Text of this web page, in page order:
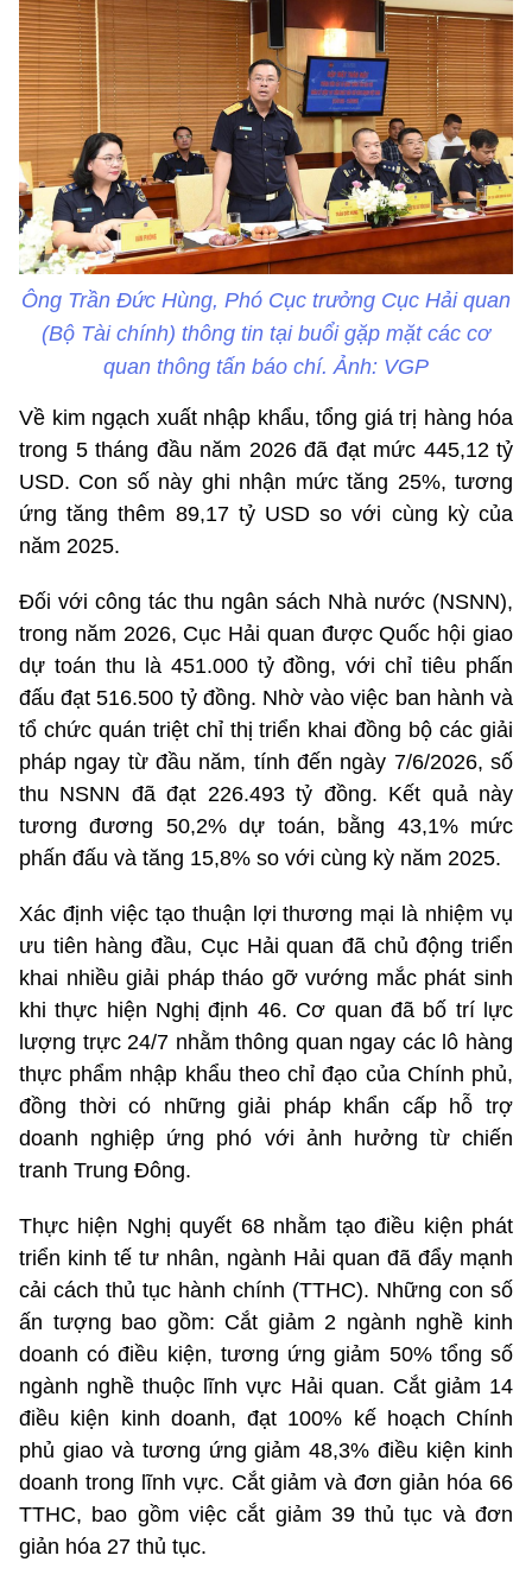
Ông Trần Đức Hùng, Phó Cục trưởng Cục Hải quan
(Bộ Tài chính) thông tin tại buổi gặp mặt các cơ
quan thông tấn báo chí. Ảnh: VGP
Về kim ngạch xuất nhập khẩu, tổng giá trị hàng hóa
trong 5 tháng đầu năm 2026 đã đạt mức 445,12 tỷ
USD. Con số này ghi nhận mức tăng 25%, tương
ứng tăng thêm 89,17 tỷ USD so với cùng kỳ của
năm 2025.
Đối với công tác thu ngân sách Nhà nước (NSNN),
trong năm 2026, Cục Hải quan được Quốc hội giao
dự toán thu là 451.000 tỷ đồng, với chỉ tiêu phấn
đấu đạt 516.500 tỷ đồng. Nhờ vào việc ban hành và
tổ chức quán triệt chỉ thị triển khai đồng bộ các giải
pháp ngay từ đầu năm, tính đến ngày 7/6/2026, số
thu NSNN đã đạt 226.493 tỷ đồng. Kết quả này
tương đương 50,2% dự toán, bằng 43,1% mức
phấn đấu và tăng 15,8% so với cùng kỳ năm 2025.
Xác định việc tạo thuận lợi thương mại là nhiệm vụ
ưu tiên hàng đầu, Cục Hải quan đã chủ động triển
khai nhiều giải pháp tháo gỡ vướng mắc phát sinh
khi thực hiện Nghị định 46. Cơ quan đã bố trí lực
lượng trực 24/7 nhằm thông quan ngay các lô hàng
thực phẩm nhập khẩu theo chỉ đạo của Chính phủ,
đồng thời có những giải pháp khẩn cấp hỗ trợ
doanh nghiệp ứng phó với ảnh hưởng từ chiến
tranh Trung Đông.
Thực hiện Nghị quyết 68 nhằm tạo điều kiện phát
triển kinh tế tư nhân, ngành Hải quan đã đẩy mạnh
cải cách thủ tục hành chính (TTHC). Những con số
ấn tượng bao gồm: Cắt giảm 2 ngành nghề kinh
doanh có điều kiện, tương ứng giảm 50% tổng số
ngành nghề thuộc lĩnh vực Hải quan. Cắt giảm 14
điều kiện kinh doanh, đạt 100% kế hoạch Chính
phủ giao và tương ứng giảm 48,3% điều kiện kinh
doanh trong lĩnh vực. Cắt giảm và đơn giản hóa 66
TTHC, bao gồm việc cắt giảm 39 thủ tục và đơn
giản hóa 27 thủ tục.